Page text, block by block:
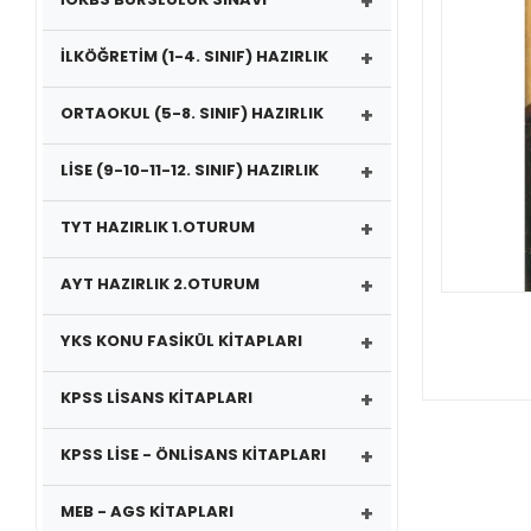
İLKÖĞRETİM (1-4. SINIF) HAZIRLIK +
ORTAOKUL (5-8. SINIF) HAZIRLIK +
LİSE (9-10-11-12. SINIF) HAZIRLIK +
TYT HAZIRLIK 1.OTURUM +
AYT HAZIRLIK 2.OTURUM +
YKS KONU FASİKÜL KİTAPLARI +
KPSS LİSANS KİTAPLARI +
KPSS LİSE - ÖNLİSANS KİTAPLARI +
MEB - AGS KİTAPLARI +